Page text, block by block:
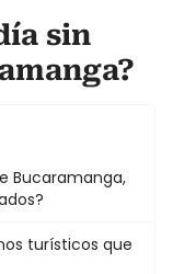
sin
Bucaramanga,
turísticos que